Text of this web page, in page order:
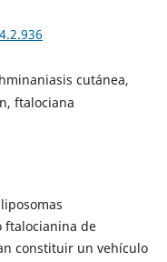
cutánea,
ftalociana
ftalocianina de
constituir un vehículo